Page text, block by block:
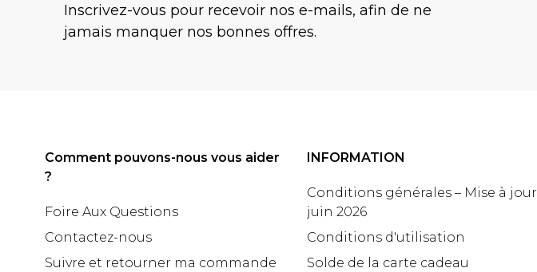
Inscrivez-vous pour recevoir nos e-mails, afin de ne
jamais manquer nos bonnes offres.
Comment pouvons-nous vous aider
?
Foire Aux Questions
Contactez-nous
Suivre et retourner ma commande
INFORMATION
Conditions générales – Mise à jour
juin 2026
Conditions d'utilisation
Solde de la carte cadeau